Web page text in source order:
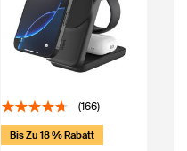
(166)
Bis Zu 18 % Rabatt